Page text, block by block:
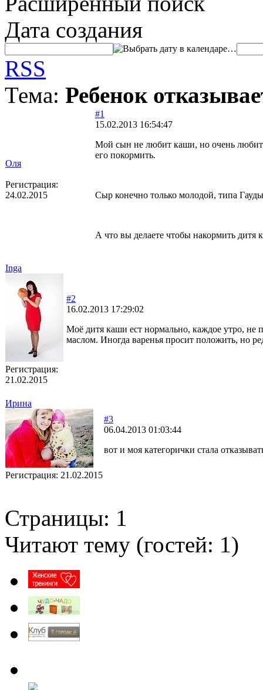
Дата создания
…
RSS
Тема: Ребенок
Оля
Регистрация:
24.02.2015
#1
15.02.2013 16:54:47
Мой сын не любит каши, но очень любит
его покормить.
Сыр конечно только молодой, типа
А что вы делаете чтобы накормить дитя
Inga
Регистрация:
21.02.2015
#2
16.02.2013 17:29:02
Моё дитя каши ест нормально, каждое утро, не
маслом. Иногда варенья просит положить, но
Ирина
Регистрация: 21.02.2015
#3
06.04.2013 01:03:44
вот и моя категорички стала
Страницы: 1
Читают тему (гостей: 1)